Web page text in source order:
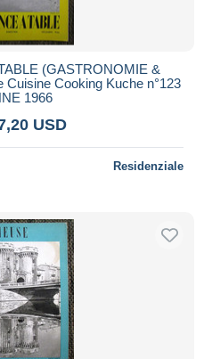
(GASTRONOMIE &
Cooking Kuche n°123
1966
USD
Residenziale